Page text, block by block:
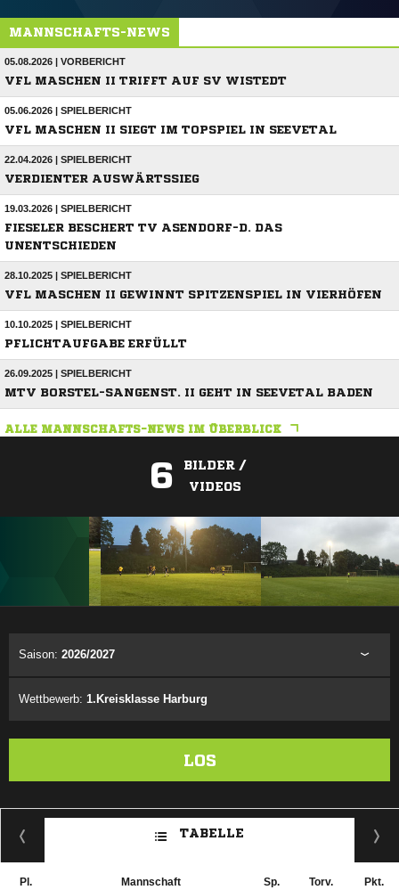
MANNSCHAFTS-NEWS
05.08.2026 | VORBERICHT
VFL MASCHEN II TRIFFT AUF SV WISTEDT
05.06.2026 | SPIELBERICHT
VFL MASCHEN II SIEGT IM TOPSPIEL IN SEEVETAL
22.04.2026 | SPIELBERICHT
VERDIENTER AUSWÄRTSSIEG
19.03.2026 | SPIELBERICHT
FIESELER BESCHERT TV ASENDORF-D. DAS
UNENTSCHIEDEN
28.10.2025 | SPIELBERICHT
VFL MASCHEN II GEWINNT SPITZENSPIEL IN VIERHÖFEN
10.10.2025 | SPIELBERICHT
PFLICHTAUFGABE ERFÜLLT
26.09.2025 | SPIELBERICHT
MTV BORSTEL-SANGENST. II GEHT IN SEEVETAL BADEN
ALLE MANNSCHAFTS-NEWS IM ÜBERBLICK
6
BILDER /
VIDEOS
Saison: 2026/2027
Wettbewerb: 1.Kreisklasse Harburg
LOS
TABELLE
Pl. Mannschaft Sp. Torv. Pkt.